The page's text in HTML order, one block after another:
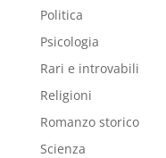
Politica
Psicologia
Rari e introvabili
Religioni
Romanzo storico
Scienza